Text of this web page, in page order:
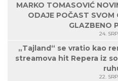
MARKO TOMASOVIĆ
ODAJE POČAST SVOM
GLAZBENO
24.
„Tajland“ se vratio kao
streamova hit Repera iz
22.